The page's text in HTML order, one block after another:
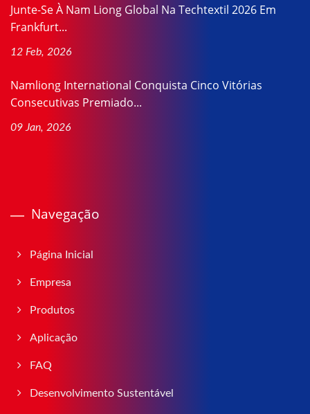
Junte-Se À Nam Liong Global Na Techtextil 2026 Em
Frankfurt...
12 Feb, 2026
Namliong International Conquista Cinco Vitórias
Consecutivas Premiado...
09 Jan, 2026
Navegação
Página Inicial
Empresa
Produtos
Aplicação
FAQ
Desenvolvimento Sustentável